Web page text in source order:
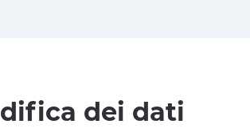
dei dati